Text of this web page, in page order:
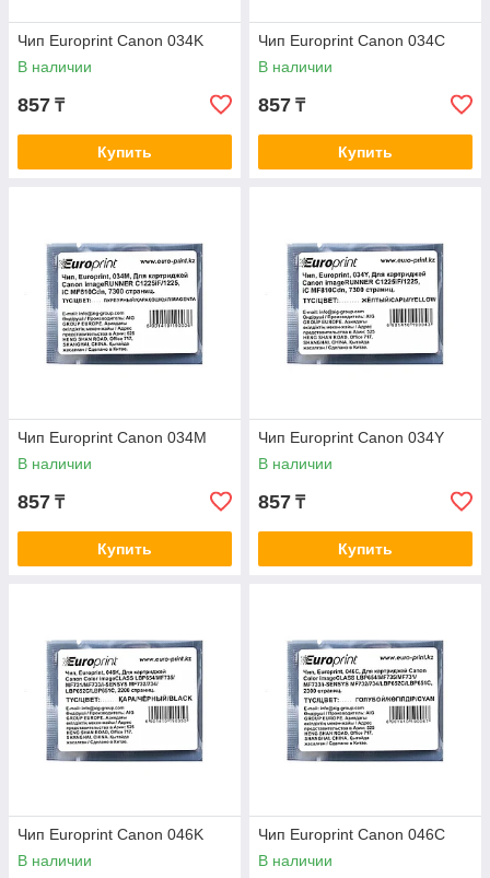
Чип Europrint Canon 034K
В наличии
857 ₸
Купить
Чип Europrint Canon 034C
В наличии
857 ₸
Купить
Чип Europrint Canon 034M
В наличии
857 ₸
Купить
Чип Europrint Canon 034Y
В наличии
857 ₸
Купить
Чип Europrint Canon 046K
В наличии
Чип Europrint Canon 046C
В наличии